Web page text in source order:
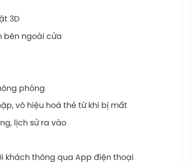
3D
bên ngoài cửa
phòng
vô hiệu hoá thẻ từ khi bị mất
lịch sử ra vào
khách thông qua App điện thoại